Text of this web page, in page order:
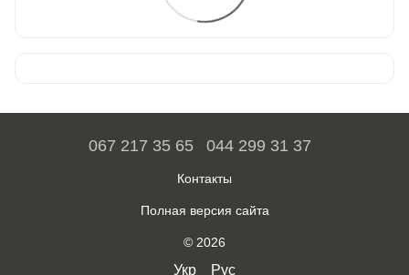
067 217 35 65 044 299 31 37
Контакты
Полная версия сайта
© 2026
Укр Рус